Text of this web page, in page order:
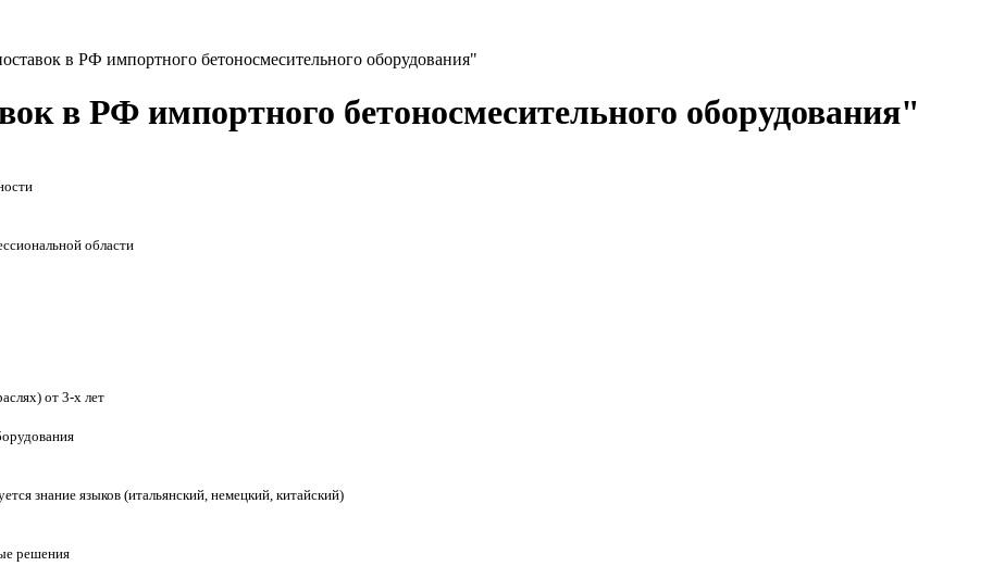
в РФ импортного бетоносмесительного оборудования"
в РФ импортного бетоносмесительного оборудования"
области
от 3-х лет
знание языков (итальянский, немецкий, китайский)
решения